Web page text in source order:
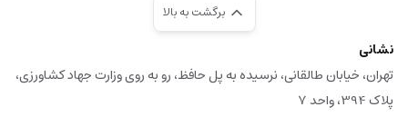
برگشت به بالا
نشانی
تهران، خیابان طالقانی، نرسیده به پل حافظ، رو به روی وزارت جهاد کشاورزی،
پلاک 394، واحد 7